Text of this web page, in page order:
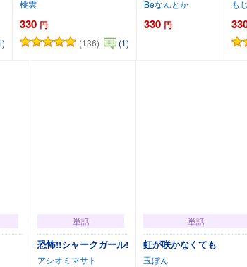
桃雲
330 円
(136) (1)
カートに追加
Beなんとか
330 円
も
単話
恐怖!!シャークガール!
アシオミマサト
単話
虹が咲かなくても
玉ぼん